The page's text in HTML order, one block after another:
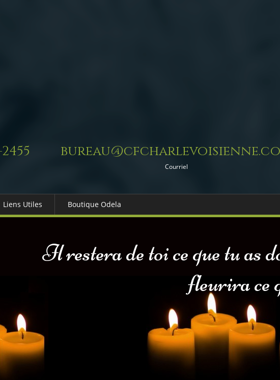
Courriel
Liens Utiles
Services Gouv. et Autres
Boutique Odela
Il restera de toi ce que tu as
fleurira ce